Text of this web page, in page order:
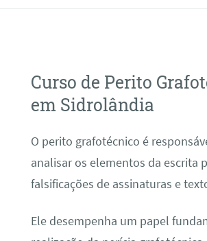
Curso de Perito
em Sidrolândia
O perito grafotécnico é
analisar os elementos da escrita
falsificações de assinaturas e
Ele desempenha um papel